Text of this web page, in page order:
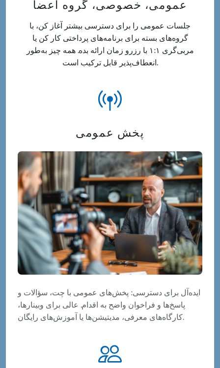
عمومی، خصوصی، گروه اعضا
جلسات عمومی را برای دسترسی بیشتر آغاز کن، با
گروه‌های بسته برای برنامه‌های پرداختی کار کن یا
مربی‌گری ۱:۱ با رزرو زمان ارائه بده. همه چیز به‌طور
انعطاف‌پذیر قابل ترکیب است.
پخش عمومی
ایده‌آل برای دسترسی: پخش‌های عمومی با چت، سؤالات و
پاسخ‌ها و فراخوان واضح به اقدام. عالی برای وبینارها،
کارگاه‌های معرفی، مدیتیشن‌ها یا آموزش‌های رایگان.